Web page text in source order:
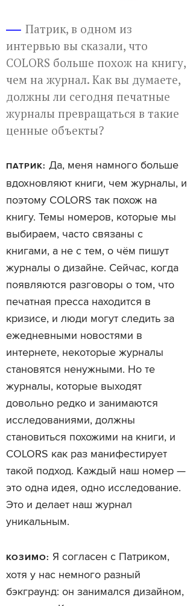
Патрик, в одном из
интервью вы сказали, что
COLORS больше похож на книгу,
чем на журнал. Как вы думаете,
должны ли сегодня печатные
журналы превращаться в такие
ценные объекты?
ПАТРИК: Да, меня намного больше
вдохновляют книги, чем журналы, и
поэтому COLORS так похож на
книгу. Темы номеров, которые мы
выбираем, часто связаны с
книгами, а не с тем, о чём пишут
журналы о дизайне. Сейчас, когда
появляются разговоры о том, что
печатная пресса находится в
кризисе, и люди могут следить за
ежедневными новостями в
интернете, некоторые журналы
становятся ненужными. Но те
журналы, которые выходят
довольно редко и занимаются
исследованиями, должны
становиться похожими на книги, и
COLORS как раз манифестирует
такой подход. Каждый наш номер —
это одна идея, одно исследование.
Это и делает наш журнал
уникальным.
КОЗИМО: Я согласен с Патриком,
хотя у нас немного разный
бэкграунд: он занимался дизайном,